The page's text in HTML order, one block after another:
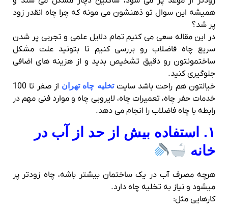
همیشه این سوال تو ذهنشون می‌ مونه که چرا چاه انقدر زود
پر شد؟
در این مقاله سعی می‌ کنیم تمام دلایل علمی و تجربی پر شدن
سریع چاه فاضلاب رو بررسی کنیم تا بتونید علت مشکل
ساختمونتون رو دقیق تشخیص بدید و از هزینه‌ های اضافی
جلوگیری کنید.
خیالتون هم راحت باشد سایتتخلیه چاه تهران
از صفر تا 100
خدمات حفر چاه، تعمیرات چاه، لایروبی چاه و موارد فنی مهم در
رابطه با چاه فاضلاب را انجام می دهد.
۱. استفاده بیش از حد از آب در
خانه
هرچه مصرف آب در یک ساختمان بیشتر باشه، چاه زودتر پر
میشود و نیاز به تخلیه چاه دارد.
کارهایی مثل: